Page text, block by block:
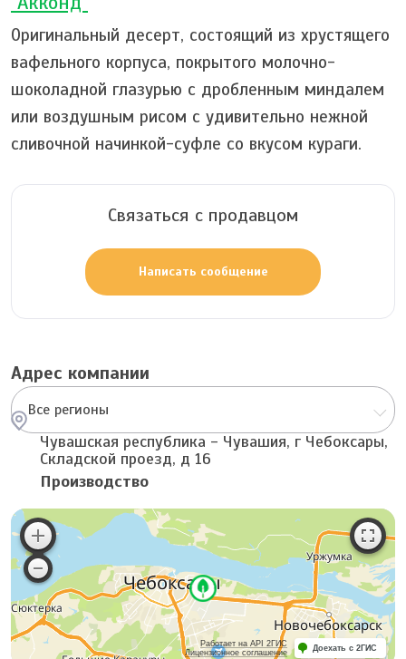
Оригинальный десерт, состоящий из хрустящего
вафельного корпуса, покрытого молочно-
шоколадной глазурью с дробленным миндалем
или воздушным рисом с удивительно нежной
сливочной начинкой-суфле со вкусом кураги.
Связаться с продавцом
Написать сообщение
Адрес компании
Все регионы
Чувашская республика - Чувашия, г Чебоксары,
Складской проезд, д 16
Производство
Работает на API 2ГИС
Лицензионное соглашение
Доехать с 2ГИС